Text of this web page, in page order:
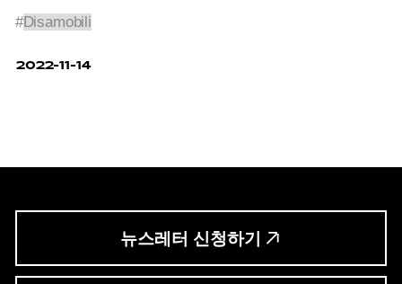
면으로 이루어진 형태의 정수에서 길어 올린
단순함으로 공간에 많은 변수를 생성하는 입체적
존재감을 지닌 아이템.
#Disamobili
2022-11-14
뉴스레터 신청하기